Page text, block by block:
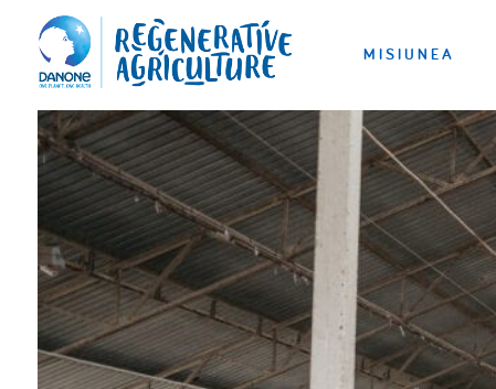
MISIUNEA